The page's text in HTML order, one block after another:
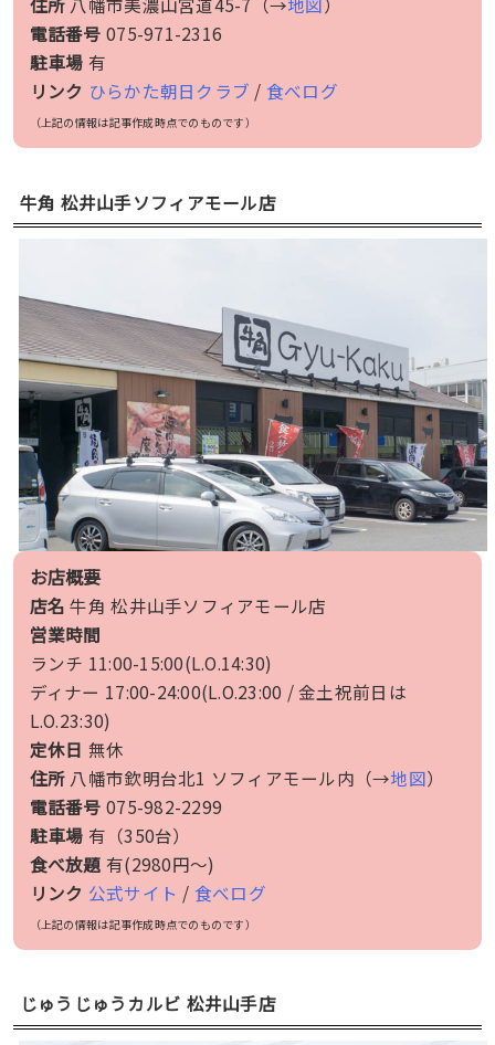
住所 八幡市美濃山宮道45-7（→地図）
電話番号 075-971-2316
駐車場 有
リンク ひらかた朝日クラブ / 食べログ
（上記の情報は記事作成時点でのものです）
牛角 松井山手ソフィアモール店
お店概要
店名 牛角 松井山手ソフィアモール店
営業時間
ランチ 11:00-15:00(L.O.14:30)
ディナー 17:00-24:00(L.O.23:00 / 金土祝前日は
L.O.23:30)
定休日 無休
住所 八幡市欽明台北1 ソフィアモール内（→地図）
電話番号 075-982-2299
駐車場 有（350台）
食べ放題 有(2980円〜)
リンク 公式サイト / 食べログ
（上記の情報は記事作成時点でのものです）
じゅうじゅうカルビ 松井山手店